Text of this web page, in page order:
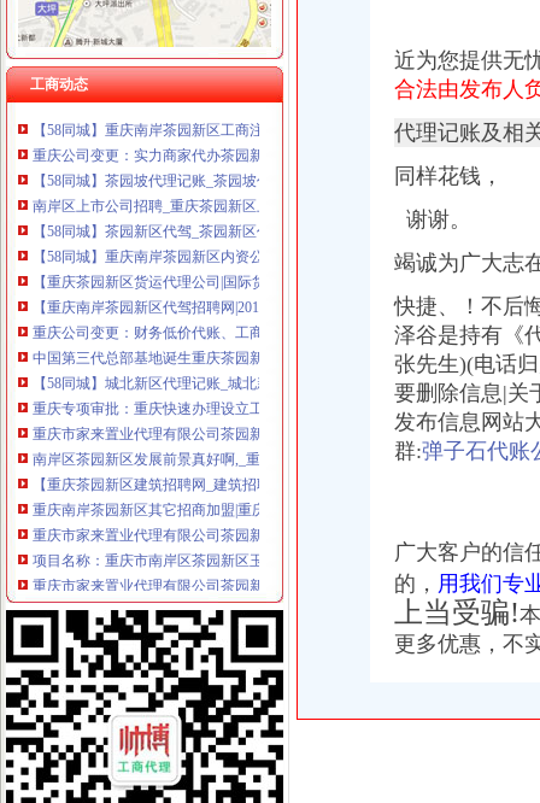
工商动态
【重庆茶园新区工商注册|工商注册代理|工商注册代办】-重庆赶集网
【重庆茶园新区审计代理|代办审计】-重庆赶集网
茶园新区工商代办-重庆爱问分类
【58同城】重庆南岸茶园新区资质证书办理_企业资质代理_资质代办机
重庆公司变更：实力商家代办茶园新区（经开区）工商注册\变更\注销-
【58同城】茶园坡代理记账_茶园坡代理记账公司
南岸区上市公司招聘_重庆茶园新区上市公司招聘信息_求职找工作-重
【58同城】茶园新区代驾_茶园新区代驾公司_茶园新区代驾租车
【58同城】重庆南岸茶园新区内资公司注册服务_内资公司注册代理_
【重庆茶园新区货运代理公司|国际货运代理】-重庆赶集网
【重庆南岸茶园新区代驾招聘网|2018年重庆南岸茶园新区代驾招聘信
重庆公司变更：财务低价代账、工商代理、较低收费、可提供地址-重
中国第三代总部基地诞生重庆茶园新区_茶园新区_新浪博客
【58同城】城北新区代理记账_城北新区代理记账公司
重庆专项审批：重庆快速办理设立工商注册变更验资-重庆爱问分类
重庆市家来置业代理有限公司茶园新区银翔店
南岸区茶园新区发展前景真好啊,_重庆_论坛_天涯社区
【重庆茶园新区建筑招聘网_建筑招聘信息】-重庆智联招聘
重庆南岸茶园新区其它招商加盟|重庆南岸茶园新区其它招商加盟代理|
重庆市家来置业代理有限公司茶园新区银翔店联系方式_信用报告_工商
项目名称：重庆市南岸区茶园新区玉马路1号3栋41-1号房屋-重庆产权
重庆市家来置业代理有限公司茶园新区银翔店_【信用信息_诉讼信息_
成立一家商贸有限公司,需要哪些手续？注册地址可以是家庭住址_上
开办一家文化创意公司具体的经营范围有哪些_上海赢缘财务咨询有限
【中国银行】中国银行中国银行重庆茶园新区支行_电话_地址_地图-
【长沙茶园坡审计代理|代办审计】-长沙赶集网
茶园新区时代都汇价值迎来井喷式发展（组图）-导购-重庆乐居网
税务招聘,新税务招聘信息-汇博网
茶园新区时代都汇价值迎来井喷式发展（组图）
项目名称：南岸区江峡路8号（天海星茶园工业社区）3号厂房整体及5
【重庆重庆银行】重庆银行重庆茶园新城区_电话_地址_地图-卡盟网
近为您提供无
合法由发布人
代理记账及相
同样花钱，
谢谢。
竭诚为广大志
快捷、！不后
泽谷是持有《
张先生)(电话
要删除信息|关
发布信息网站
群:弹子石代账
广大客户的信
的， 用我们专
上当受骗!
更多优惠，不